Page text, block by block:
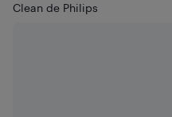
Clean de Philips